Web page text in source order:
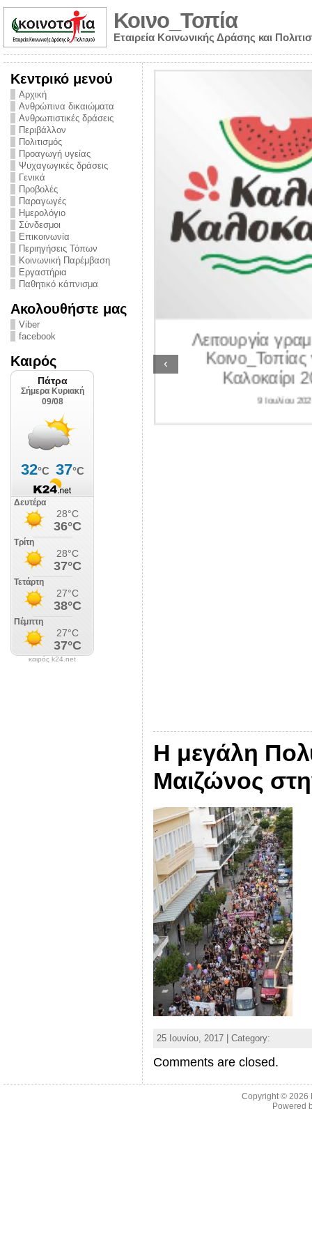
Κοινο_Τοπία
Εταιρεία Κοινωνικής Δράσης και
Κεντρικό μενού
Αρχική
Ανθρώπινα δικαιώματα
Ανθρωπιστικές δράσεις
Περιβάλλον
Πολιτισμός
Προαγωγή υγείας
Ψυχαγωγικές δράσεις
Γενικά
Προβολές
Παραγωγές
Ημερολόγιο
Σύνδεσμοι
Επικοινωνία
Περιηγήσεις Τόπων
Κοινωνική Παρέμβαση
Εργαστήρια
Παθητικό κάπνισμα
Ακολουθήστε μας
Viber
facebook
Καιρός
καιρός k24.net
από την
την ημέρα
και
στο
2026
Λειτουργία
Κοινο_Τοπίας
Καλοκαίρι
9 Ιουλίου
‹
Η μεγάλη
Μαιζώνος
25 Ιουνίου, 2017 | Category:
Comments are closed.
Copyright © 2026
Powered